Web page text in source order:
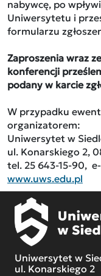
nabywcę, po
Uniwersytetu i
formularzu
Zaproszenia wraz
konferencji
podany w karcie
W przypadku
organizatorem:
Uniwersytet w
ul. Konarskiego 2,
tel. 25 643-15-90,
www.uws.edu.pl
Uniwersytet w
ul. Konarskiego 2